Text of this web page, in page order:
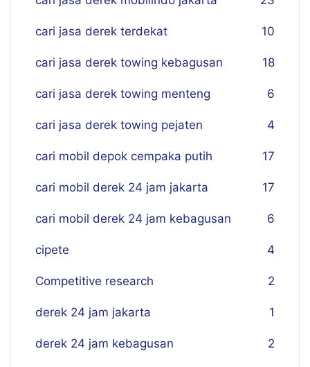
cari jasa derek terdekat 10
cari jasa derek towing kebagusan 18
cari jasa derek towing menteng 6
cari jasa derek towing pejaten 4
cari mobil depok cempaka putih 17
cari mobil derek 24 jam jakarta 17
cari mobil derek 24 jam kebagusan 6
cipete 4
Competitive research 2
derek 24 jam jakarta 1
derek 24 jam kebagusan 2